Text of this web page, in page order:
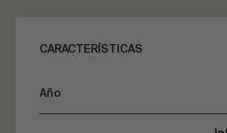
Asesoría y consultoría
estructura metálica de planta
lona máxima de 5m. La
por dos pilares principales y
CARACTERÍSTICAS
Año